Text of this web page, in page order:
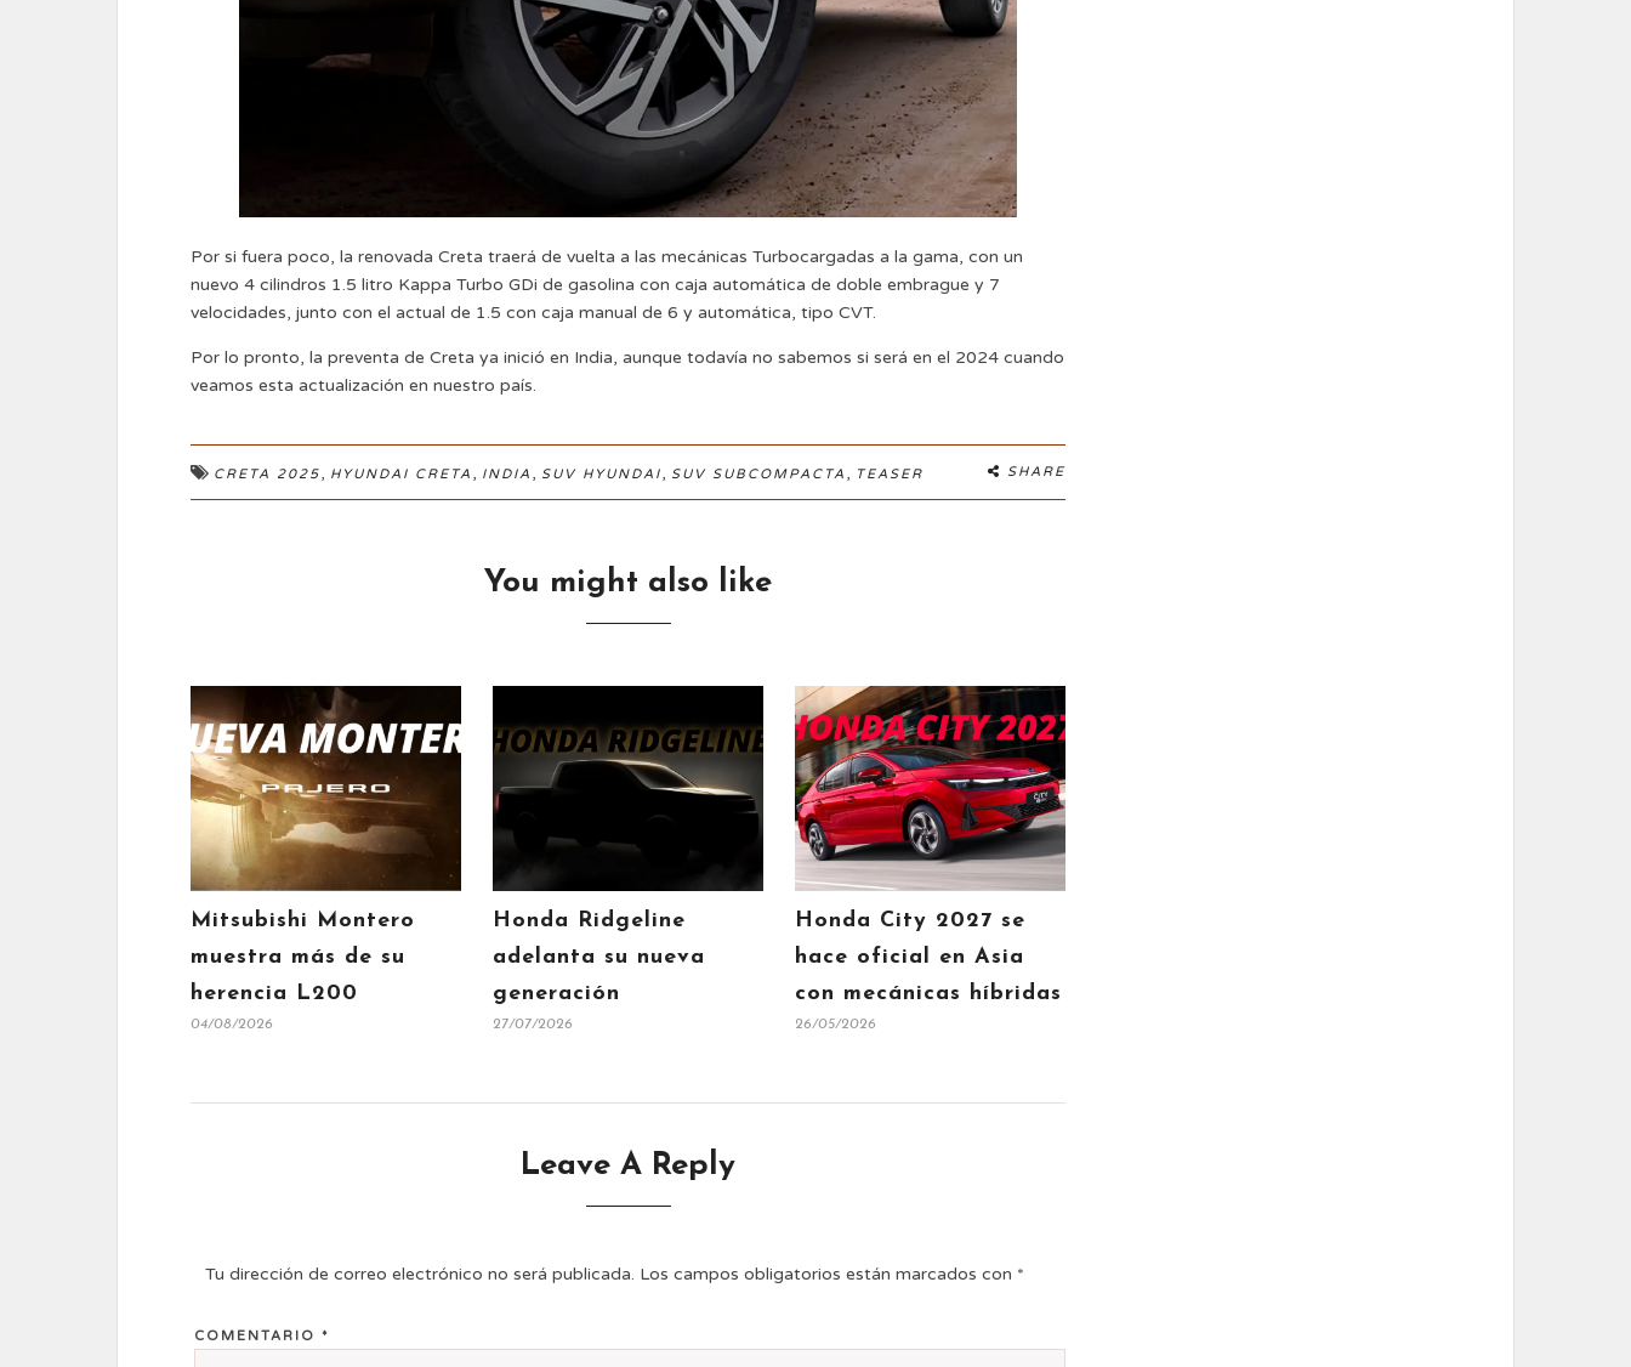
Por si fuera poco, la renovada Creta traerá de vuelta a las mecánicas Turbocargadas a la gama, con un
nuevo 4 cilindros 1.5 litro Kappa Turbo GDi de gasolina con caja automática de doble embrague y 7
velocidades, junto con el actual de 1.5 con caja manual de 6 y automática, tipo CVT.
Por lo pronto, la preventa de Creta ya inició en India, aunque todavía no sabemos si será en el 2024 cuando
veamos esta actualización en nuestro país.
CRETA 2025, HYUNDAI CRETA , INDIA , SUV HYUNDAI, SUV SUBCOMPACTA , TEASER SHARE
You might also like
Mitsubishi Montero
muestra más de su
herencia L200
04/08/2026
Honda Ridgeline
adelanta su nueva
generación
27/07/2026
Honda City 2027 se
hace oficial en Asia
con mecánicas híbridas
26/05/2026
Leave A Reply
Tu dirección de correo electrónico no será publicada. Los campos obligatorios están marcados con *
COMENTARIO *